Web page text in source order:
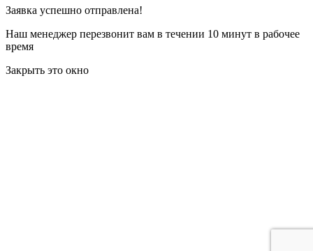
Заявка успешно отправлена!
Наш менеджер перезвонит вам в течении 10 минут в рабочее
время
Закрыть это окно